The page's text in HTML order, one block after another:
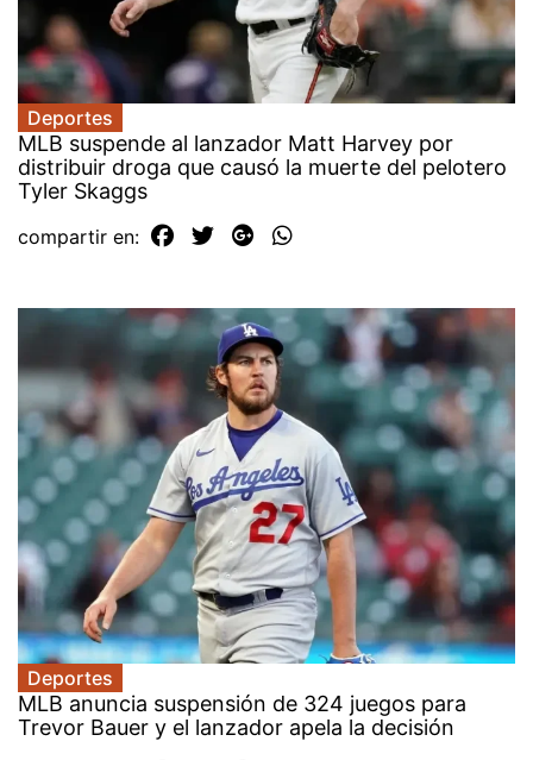
Deportes
MLB suspende al lanzador Matt Harvey por
distribuir droga que causó la muerte del pelotero
Tyler Skaggs
compartir en:
Deportes
MLB anuncia suspensión de 324 juegos para
Trevor Bauer y el lanzador apela la decisión